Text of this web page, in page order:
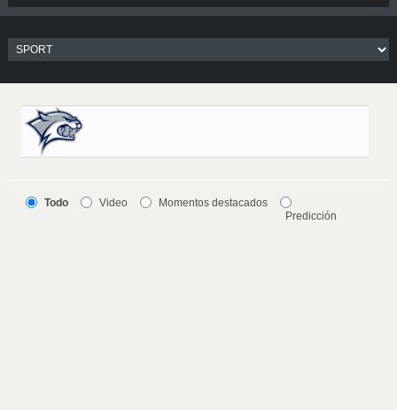
Todo Video
Momentos destacados
Predicción